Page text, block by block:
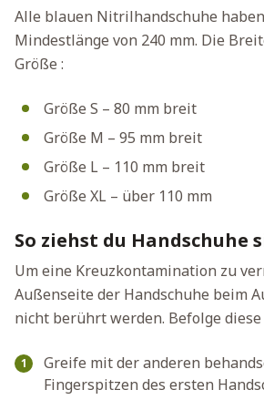
Alle blauen Nitrilhandschuhe
Mindestlänge von 240 mm. Die
Größe :
Größe S – 80 mm breit
Größe M – 95 mm breit
Größe L – 110 mm breit
Größe XL – über 110 mm
So ziehst du Handschuhe
Um eine Kreuzkontamination zu
Außenseite der Handschuhe beim
nicht berührt werden. Befolge diese
Greife mit der anderen
Fingerspitzen des ersten